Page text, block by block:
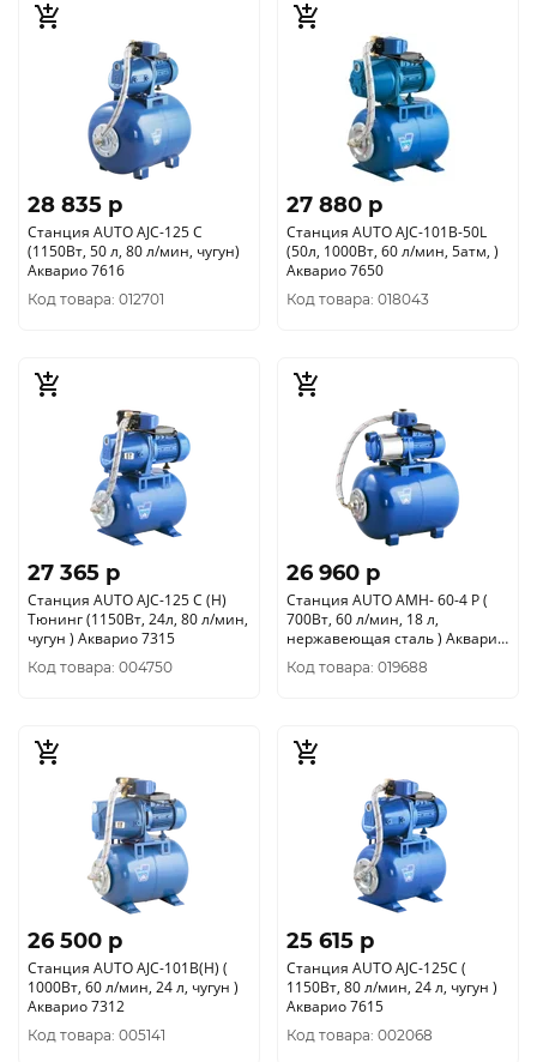
28 835 p
Станция AUTO AJC-125 C
(1150Вт, 50 л, 80 л/мин, чугун)
Акварио 7616
Код товара: 012701
27 880 p
Станция AUTO AJC-101B-50L
(50л, 1000Вт, 60 л/мин, 5атм, )
Акварио 7650
Код товара: 018043
27 365 p
Станция AUTO AJC-125 C (Н)
Тюнинг (1150Вт, 24л, 80 л/мин,
чугун ) Акварио 7315
Код товара: 004750
26 960 p
Станция AUTO AMH- 60-4 P (
700Вт, 60 л/мин, 18 л,
нержавеющая сталь ) Акварио
7808
Код товара: 019688
26 500 p
Станция AUTO AJC-101B(H) (
1000Вт, 60 л/мин, 24 л, чугун )
Акварио 7312
Код товара: 005141
25 615 p
Станция AUTO AJС-125C (
1150Вт, 80 л/мин, 24 л, чугун )
Акварио 7615
Код товара: 002068